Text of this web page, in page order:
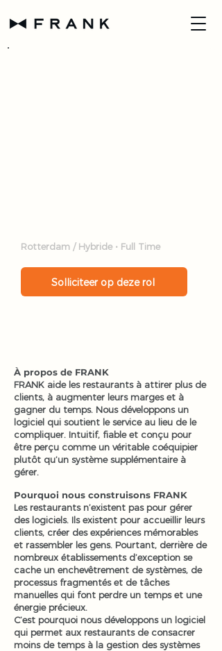
Rotterdam / Hybride • Full Time
Solliciteer op deze rol
À propos de FRANK
FRANK aide les restaurants à attirer plus de
clients, à augmenter leurs marges et à
gagner du temps. Nous développons un
logiciel qui soutient le service au lieu de le
compliquer. Intuitif, fiable et conçu pour
être perçu comme un véritable coéquipier
plutôt qu’un système supplémentaire à
gérer.
Pourquoi nous construisons FRANK
Les restaurants n’existent pas pour gérer
des logiciels. Ils existent pour accueillir leurs
clients, créer des expériences mémorables
et rassembler les gens. Pourtant, derrière de
nombreux établissements d’exception se
cache un enchevêtrement de systèmes, de
processus fragmentés et de tâches
manuelles qui font perdre un temps et une
énergie précieux.
C’est pourquoi nous développons un logiciel
qui permet aux restaurants de consacrer
moins de temps à la gestion des systèmes